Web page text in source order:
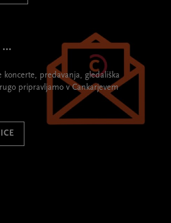
...
koncerte, predavanja, gledališka
pripravljamo v Cankarjevem